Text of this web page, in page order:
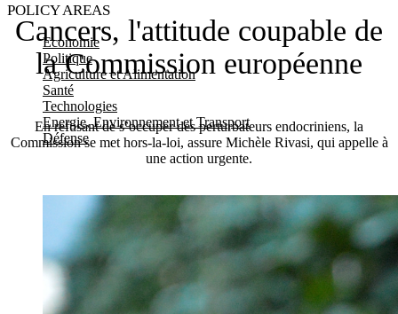
POLICY AREAS
Economie
Politique
Agriculture et Alimentation
Santé
Technologies
Energie, Environnement et Transport
Défense
Cancers, l'attitude coupable de
la Commission européenne
En refusant de s’occuper des perturbateurs endocriniens, la
Commission se met hors-la-loi, assure Michèle Rivasi, qui appelle à
une action urgente.